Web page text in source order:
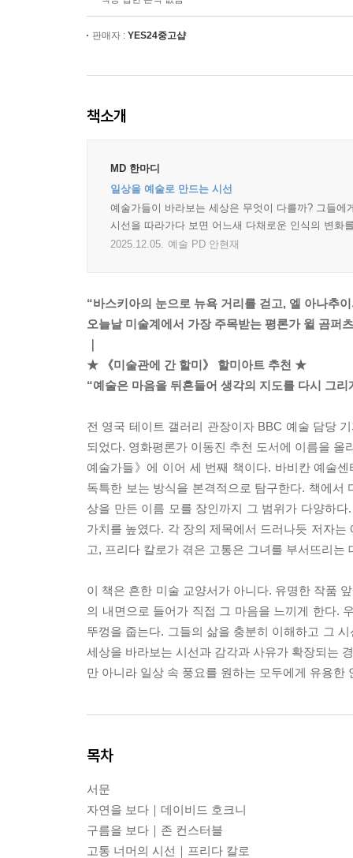
판매자 : YES24중고샵
책소개
MD 한마디
일상을 예술로 만드는 시선
예술가들이 바라보는 세상은 무엇이 다를까? 그들
시선을 따라가다 보면 어느새 다채로운 인식의 변화
2025.12.05. 예술 PD 안현재
“바스키아의 눈으로 뉴욕 거리를 걷고, 엘 아나추
오늘날 미술계에서 가장 주목받는 평론가 윌 곰퍼
★ 《미술관에 간 할미》 할미아트 추천 ★
“예술은 마음을 뒤흔들어 생각의 지도를 다시 그
전 영국 테이트 갤러리 관장이자 BBC 예술 담당
되었다. 영화평론가 이동진 추천 도서에 이름을
예술가들》에 이어 세 번째 책이다. 바비칸 예술
독특한 보는 방식을 본격적으로 탐구한다. 책에
상을 만든 이름 모를 장인까지 그 범위가 다양하
가치를 높였다. 각 장의 제목에서 드러나듯 저자
고, 프리다 칼로가 겪은 고통은 그녀를 부서뜨리는
이 책은 흔한 미술 교양서가 아니다. 유명한 작품
의 내면으로 들어가 직접 그 마음을 느끼게 한다.
뚜껑을 줍는다. 그들의 삶을 충분히 이해하고 그
세상을 바라보는 시선과 감각과 사유가 확장되는
만 아니라 일상 속 풍요를 원하는 모두에게 유용한
목차
서문
자연을 보다｜데이비드 호크니
구름을 보다｜존 컨스터블
고통 너머의 시선｜프리다 칼로